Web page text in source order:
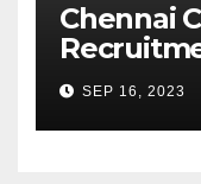
Chennai
SEP 16, 2023